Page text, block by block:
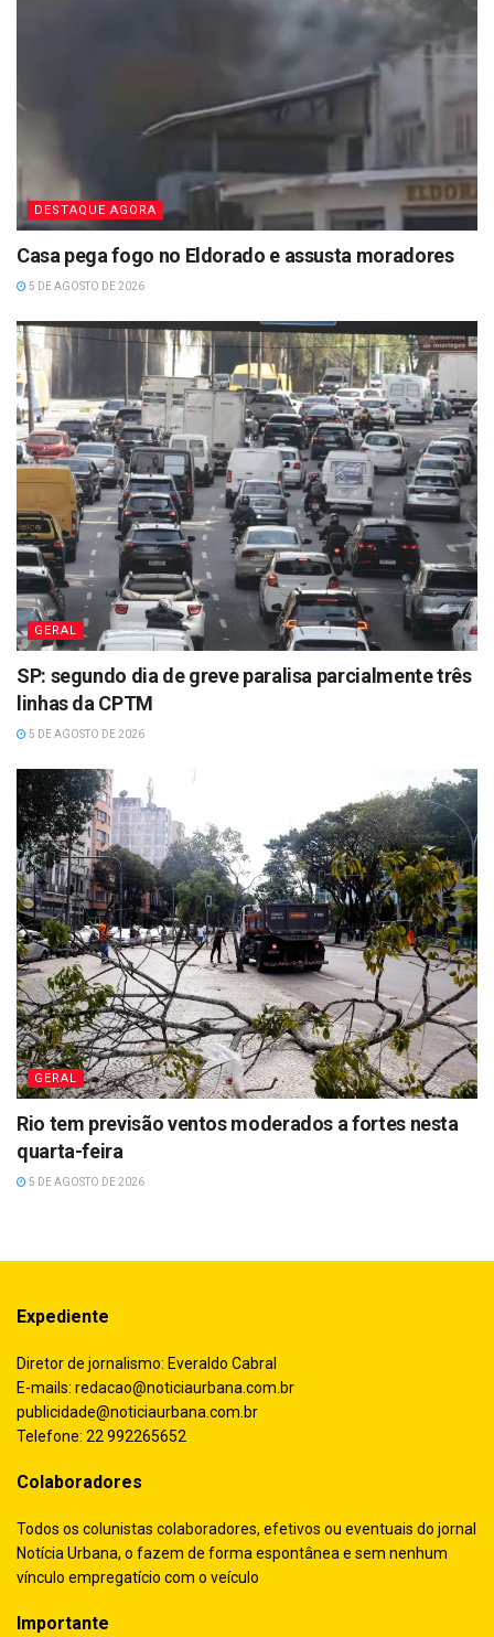
DESTAQUE AGORA
Casa pega fogo no Eldorado e assusta moradores
5 DE AGOSTO DE 2026
GERAL
SP: segundo dia de greve paralisa parcialmente três
linhas da CPTM
5 DE AGOSTO DE 2026
GERAL
Rio tem previsão ventos moderados a fortes nesta
quarta-feira
5 DE AGOSTO DE 2026
Expediente
Diretor de jornalismo: Everaldo Cabral
E-mails: redacao@noticiaurbana.com.br
publicidade@noticiaurbana.com.br
Telefone: 22 992265652
Colaboradores
Todos os colunistas colaboradores, efetivos ou eventuais do jornal
Notícia Urbana, o fazem de forma espontânea e sem nenhum
vínculo empregatício com o veículo
Importante